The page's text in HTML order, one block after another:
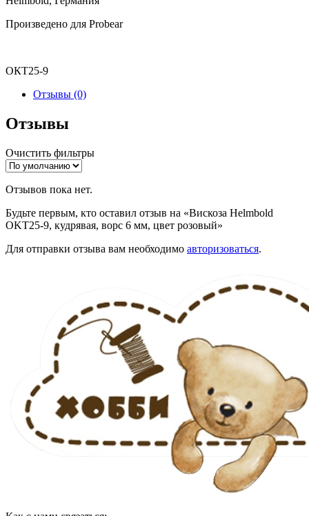
Произведено для Probear
ОКТ25-9
Отзывы (0)
Отзывы
Очистить фильтры
Отзывов пока нет.
Будьте первым, кто оставил отзыв на «Вискоза Helmbold
OKT25-9, кудрявая, ворс 6 мм, цвет розовый»
Для отправки отзыва вам необходимо авторизоваться.